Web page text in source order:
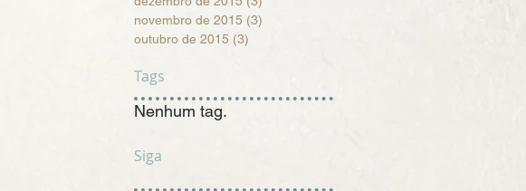
Nenhum tag.
Siga
Tags
novembro de 2015 (3)
outubro de 2015 (3)